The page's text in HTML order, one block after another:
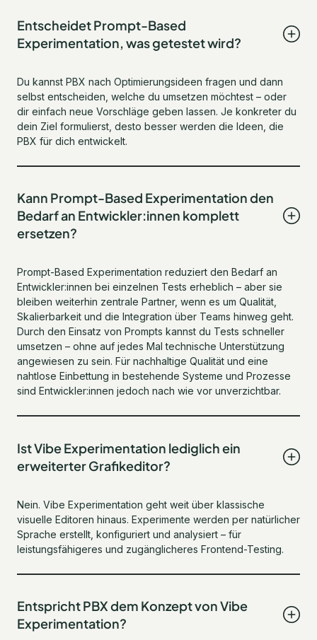
Entscheidet Prompt-Based
Experimentation, was getestet wird?
Du kannst PBX nach Optimierungsideen fragen und dann
selbst entscheiden, welche du umsetzen möchtest – oder
dir einfach neue Vorschläge geben lassen. Je konkreter du
dein Ziel formulierst, desto besser werden die Ideen, die
PBX für dich entwickelt.
Kann Prompt-Based Experimentation den
Bedarf an Entwickler:innen komplett
ersetzen?
Prompt-Based Experimentation reduziert den Bedarf an
Entwickler:innen bei einzelnen Tests erheblich – aber sie
bleiben weiterhin zentrale Partner, wenn es um Qualität,
Skalierbarkeit und die Integration über Teams hinweg geht.
Durch den Einsatz von Prompts kannst du Tests schneller
umsetzen – ohne auf jedes Mal technische Unterstützung
angewiesen zu sein. Für nachhaltige Qualität und eine
nahtlose Einbettung in bestehende Systeme und Prozesse
sind Entwickler:innen jedoch nach wie vor unverzichtbar.
Ist Vibe Experimentation lediglich ein
erweiterter Grafikeditor?
Nein. Vibe Experimentation geht weit über klassische
visuelle Editoren hinaus. Experimente werden per natürlicher
Sprache erstellt, konfiguriert und analysiert – für
leistungsfähigeres und zugänglicheres Frontend-Testing.
Entspricht PBX dem Konzept von Vibe
Experimentation?